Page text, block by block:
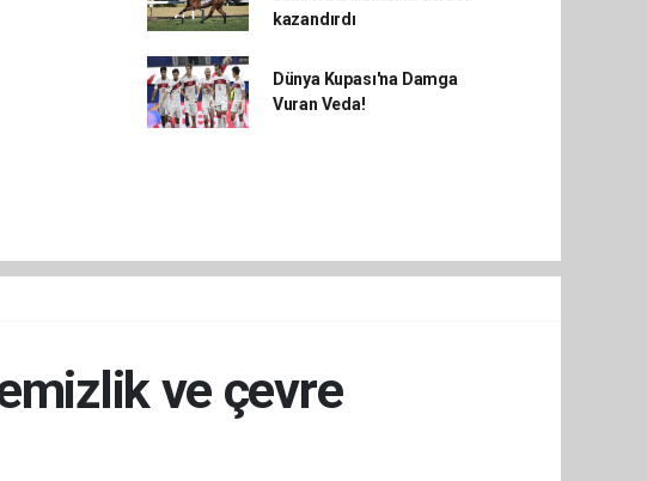
kazandırdı
Dünya Kupası'na Damga
Vuran Veda!
ve çevre